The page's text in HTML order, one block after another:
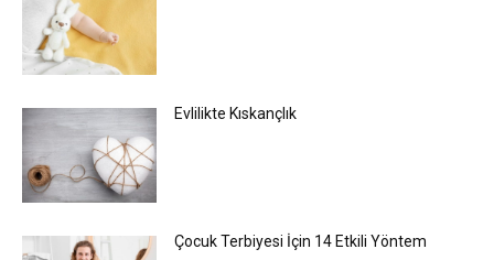
Evlilikte Kıskançlık
Çocuk Terbiyesi İçin 14 Etkili Yöntem